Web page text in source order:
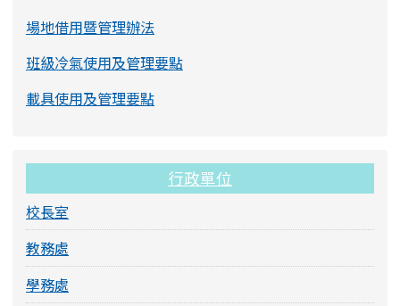
場地借用暨管理辦法
班級冷氣使用及管理要點
載具使用及管理要點
行政單位
校長室
教務處
學務處